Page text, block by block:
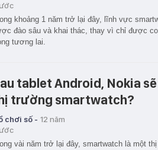
khoảng 1 năm trở lại đây, lĩnh vực
đào sâu và khai thác, thay vì chỉ được
tương lai.
tablet Android, Nokia
trường smartwatch?
chơi số - 12 năm
vài năm trở lại đây, smartwatch là một